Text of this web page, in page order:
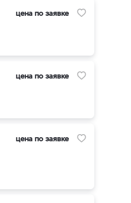
цена по заявке
цена по заявке
цена по заявке